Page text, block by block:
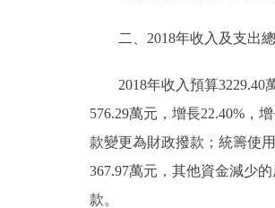
北京概況
多語種
二、2018年收入及支出總
2018年收入預算3229.40萬
576.29萬元，增長22.40%，
款變更為財政撥款；統籌使
367.97萬元，其他資金減少
款。